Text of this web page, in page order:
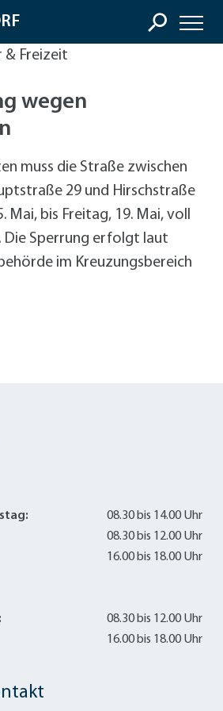
& Freizeit
wegen
muss die Straße zwischen
29 und Hirschstraße
Mai, bis Freitag, 19. Mai, voll
Die Sperrung erfolgt laut
im Kreuzungsbereich
08.30 bis 14.00 Uhr
08.30 bis 12.00 Uhr
16.00 bis 18.00 Uhr
08.30 bis 12.00 Uhr
16.00 bis 18.00 Uhr